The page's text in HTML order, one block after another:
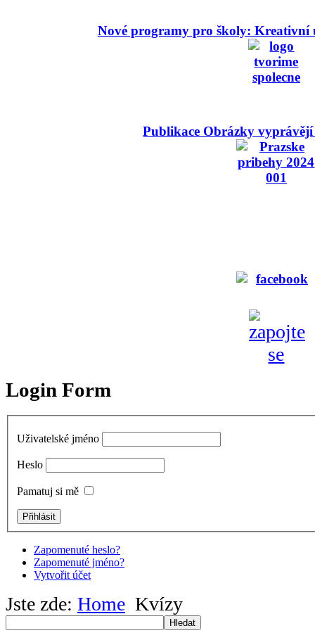
Nové programy pro školy: Kreativní
Publikace Obrázky
Login Form
Uživatelské jméno
Heslo
Pamatuj si mě
Zapomenuté heslo?
Zapomenuté jméno?
Vytvořit účet
Jste zde: Home Kvízy
Hledat